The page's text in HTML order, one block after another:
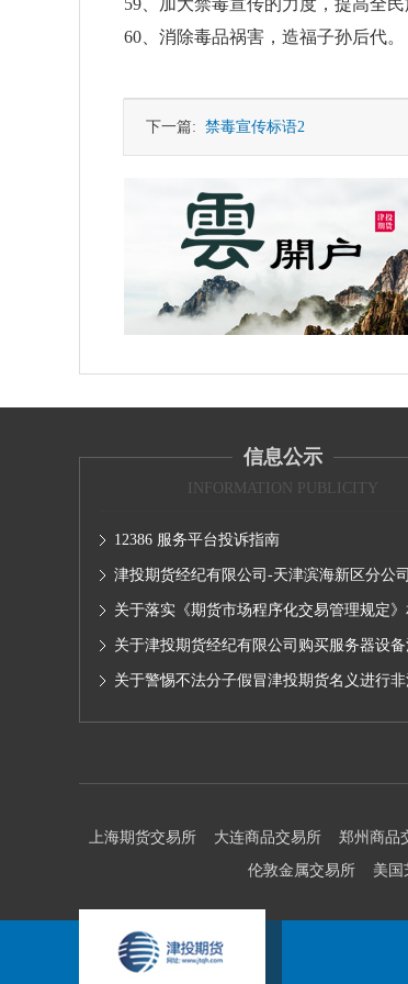
59、加大禁毒宣传的力度，提高全民
60、消除毒品祸害，造福子孙后代。
下一篇: 禁毒宣传标语2
信息公示
INFORMATION PUBLICITY
12386 服务平台投诉指南
津投期货经纪有限公司-天津滨海新区分公
业的公告
关于落实《期货市场程序化交易管理规定
求,无限易终端版本调整及客户通知
关于津投期货经纪有限公司购买服务器设
联交易情况的公示
关于警惕不法分子假冒津投期货名义进行
上海期货交易所 大连商品交易所 郑州商品
伦敦金属交易所
美国